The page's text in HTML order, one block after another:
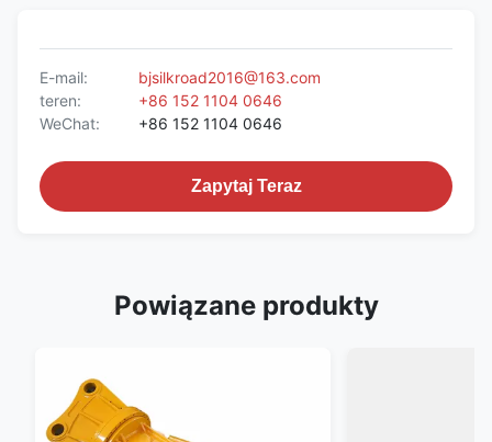
E-mail:
bjsilkroad2016@163.com
teren:
+86 152 1104 0646
WeChat:
+86 152 1104 0646
Zapytaj Teraz
Powiązane produkty